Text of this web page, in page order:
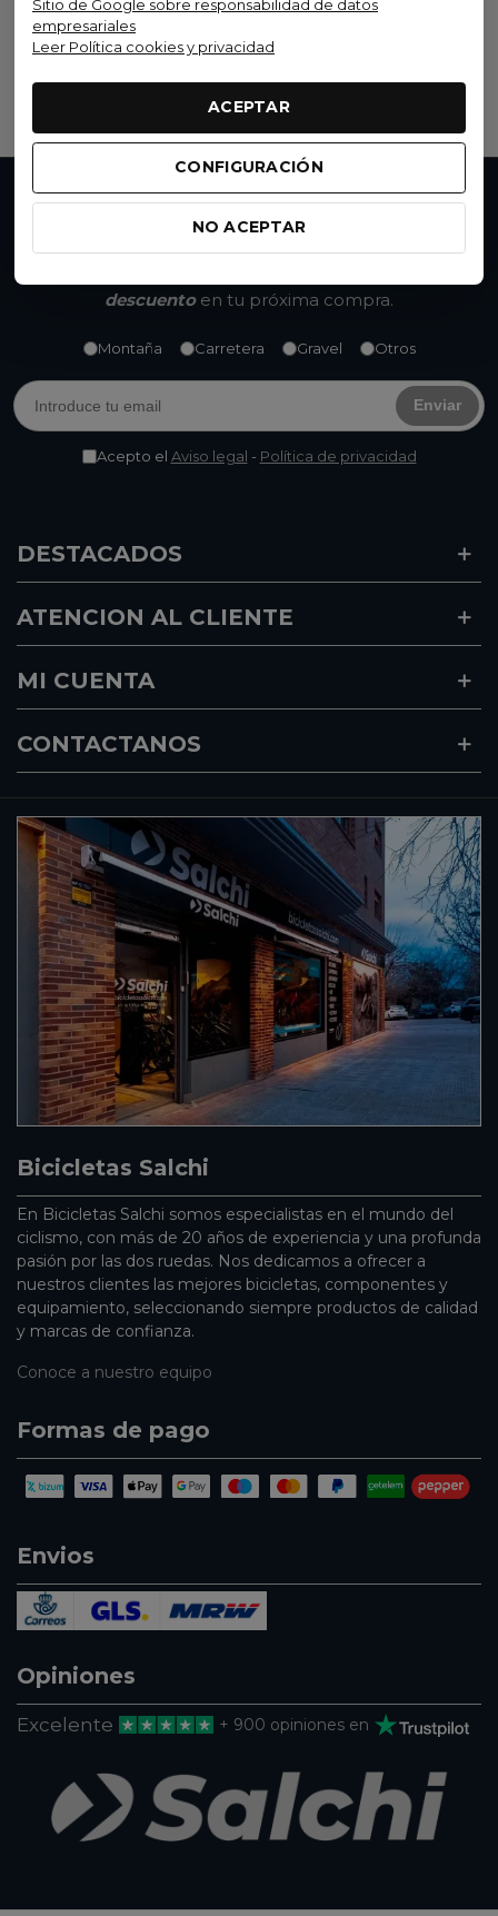
Sitio de Google sobre responsabilidad de datos
empresariales
Leer Política cookies y privacidad
ACEPTAR
CONFIGURACIÓN
NO ACEPTAR
FREEZA
90,99 € (IVA inc.)
Ver opciones
No te pierdas nada
Accede a promociones exclusivas, descuentos y
descuentoen tu próxima compra.
Montaña Carretera Gravel Otros
Enviar
Acepto el Aviso legal - Política de privacidad
DESTACADOS
ATENCION AL CLIENTE
MI CUENTA
CONTACTANOS
Bicicletas Salchi
En Bicicletas Salchi somos especialistas en el mundo del
ciclismo, con más de 20 años de experiencia y una profunda
pasión por las dos ruedas. Nos dedicamos a ofrecer a
nuestros clientes las mejores bicicletas, componentes y
equipamiento, seleccionando siempre productos de calidad
y marcas de confianza.
Conoce a nuestro equipo
Formas de pago
Envios
Opiniones
Excelente + 900 opiniones en